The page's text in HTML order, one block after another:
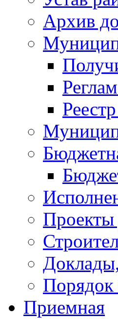
Архив
Проекты
Порядок
Приемная